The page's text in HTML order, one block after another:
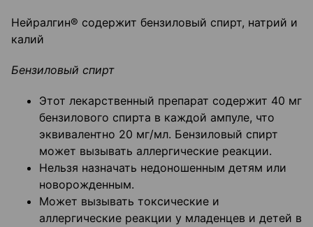
Нейралгин® содержит бензиловый спирт, натрий и
калий
Бензиловый спирт
Этот лекарственный препарат содержит 40 мг
бензилового спирта в каждой ампуле, что
эквивалентно 20 мг/мл. Бензиловый спирт
может вызывать аллергические реакции.
Нельзя назначать недоношенным детям или
новорожденным.
Может вызывать токсические и
аллергические реакции у младенцев и детей в